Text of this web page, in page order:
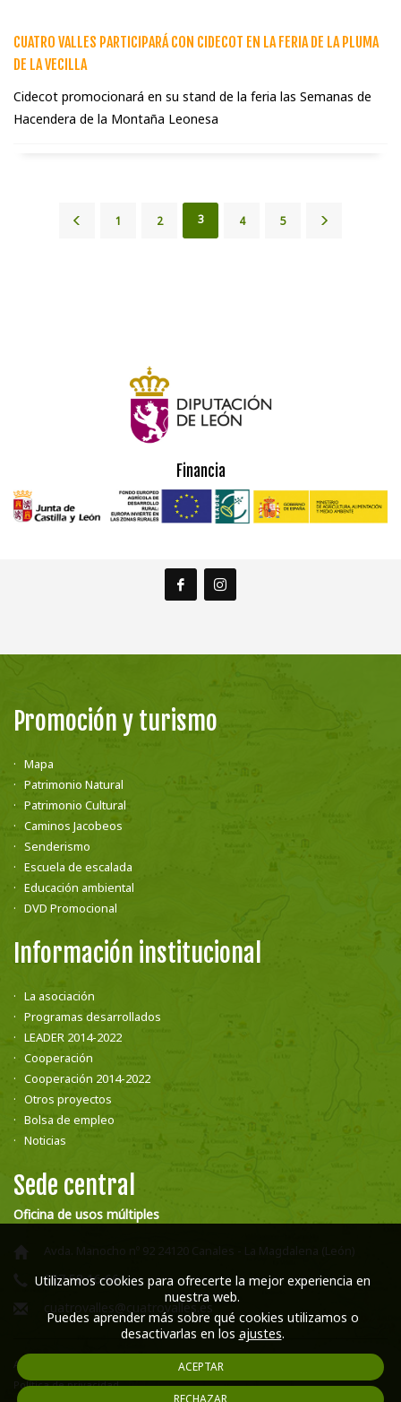
CUATRO VALLES PARTICIPARÁ CON CIDECOT EN LA FERIA DE LA PLUMA
DE LA VECILLA
Cidecot promocionará en su stand de la feria las Semanas de
Hacendera de la Montaña Leonesa
1 2 3 4 5
Financia
Promoción y turismo
Mapa
Patrimonio Natural
Patrimonio Cultural
Caminos Jacobeos
Senderismo
Escuela de escalada
Educación ambiental
DVD Promocional
Información institucional
La asociación
Programas desarrollados
LEADER 2014-2022
Cooperación
Cooperación 2014-2022
Otros proyectos
Bolsa de empleo
Noticias
Sede central
Oficina de usos múltiples
Avda. Manocho nº 92 24120 Canales - La Magdalena (León)
987 58 16 66
cuatrovalles@cuatrovalles.es
Aviso legal
Política de privacidad
Utilizamos cookies para ofrecerte la mejor experiencia en
nuestra web.
Puedes aprender más sobre qué cookies utilizamos o
desactivarlas en los ajustes.
ACEPTAR
RECHAZAR